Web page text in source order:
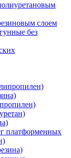
слоем
без
платформенных